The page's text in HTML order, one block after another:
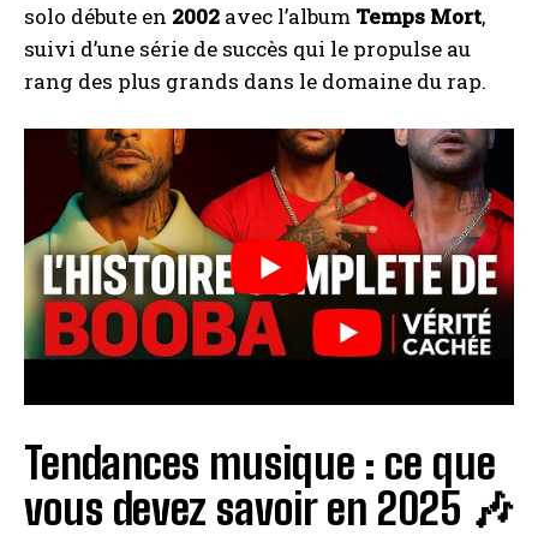
solo débute en 2002 avec l’album Temps Mort,
suivi d’une série de succès qui le propulse au
rang des plus grands dans le domaine du rap.
Tendances musique : ce que
vous devez savoir en 2025 🎶